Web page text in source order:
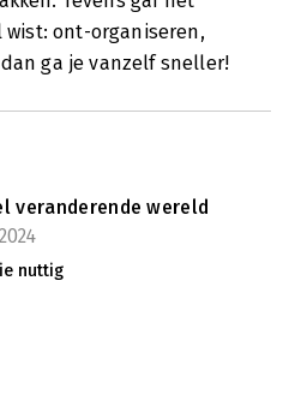
wist: ont-organiseren,
ga je vanzelf sneller!
veranderende wereld
nuttig